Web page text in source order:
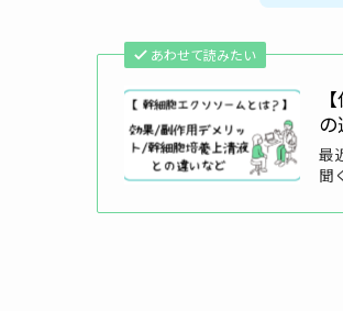
あわせて読みたい
最
聞